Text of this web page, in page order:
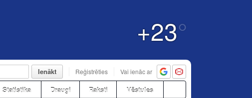
+23°
Ienākt Reģistrēties Vai ienāc ar
Statistika Draugi Raksti Vēstules